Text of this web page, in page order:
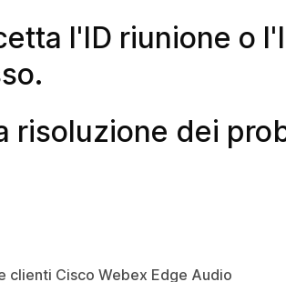
l'ID riunione o
risoluzione dei
clienti Cisco Webex Edge Audio